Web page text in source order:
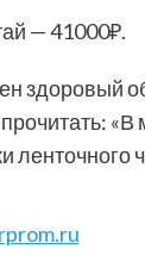
— 41000₽.
здоровый
«В
ленточного